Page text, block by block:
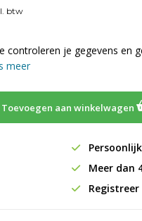
btw
controleren je gegevens en
meer
Toevoegen aan winkelwagen
Meer dan